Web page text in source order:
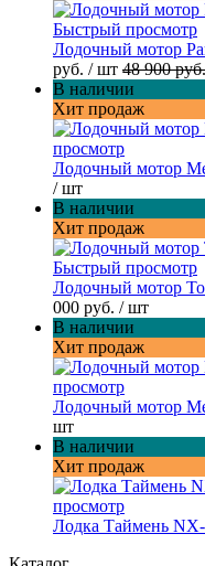
Быстрый просмотр
Лодочный мотор
руб. / шт 48 900 руб.
В наличии
Хит продаж
просмотр
Лодочный мотор
/ шт
В наличии
Хит продаж
Быстрый просмотр
Лодочный мотор
000 руб. / шт
В наличии
Хит продаж
просмотр
Лодочный мотор
шт
В наличии
Хит продаж
просмотр
Лодка Таймень